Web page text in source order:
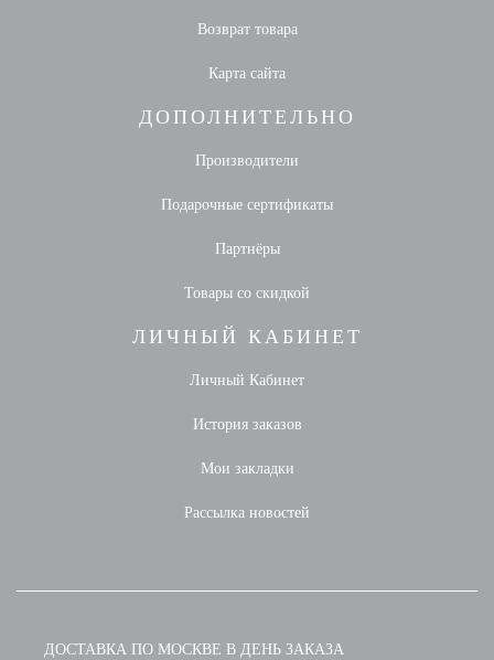
Возврат товара
Карта сайта
ДОПОЛНИТЕЛЬНО
Производители
Подарочные сертификаты
Партнёры
Товары со скидкой
ЛИЧНЫЙ КАБИНЕТ
Личный Кабинет
История заказов
Мои закладки
Рассылка новостей
ДОСТАВКА ПО МОСКВЕ В ДЕНЬ ЗАКАЗА